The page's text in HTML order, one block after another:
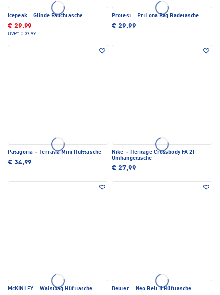
Icepeak · Glinde Bauchtasche
€ 29,99
UVP* € 39,99
Protest · PrtLona Bag Badetasche
€ 29,99
Patagonia · Terravia Mini Hüfttasche
€ 34,99
Nike · Heritage Crossbody FA 21
Umhängetasche
€ 27,99
McKINLEY · Waistbag Hüfttasche Deuter · Neo Belt II Hüfttasche